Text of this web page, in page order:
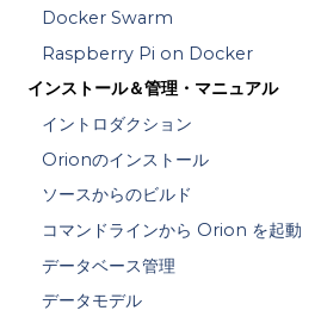
Docker Swarm
Raspberry Pi on Docker
インストール＆管理・マニュアル
イントロダクション
Orionのインストール
ソースからのビルド
コマンドラインから Orion を起動
データベース管理
データモデル